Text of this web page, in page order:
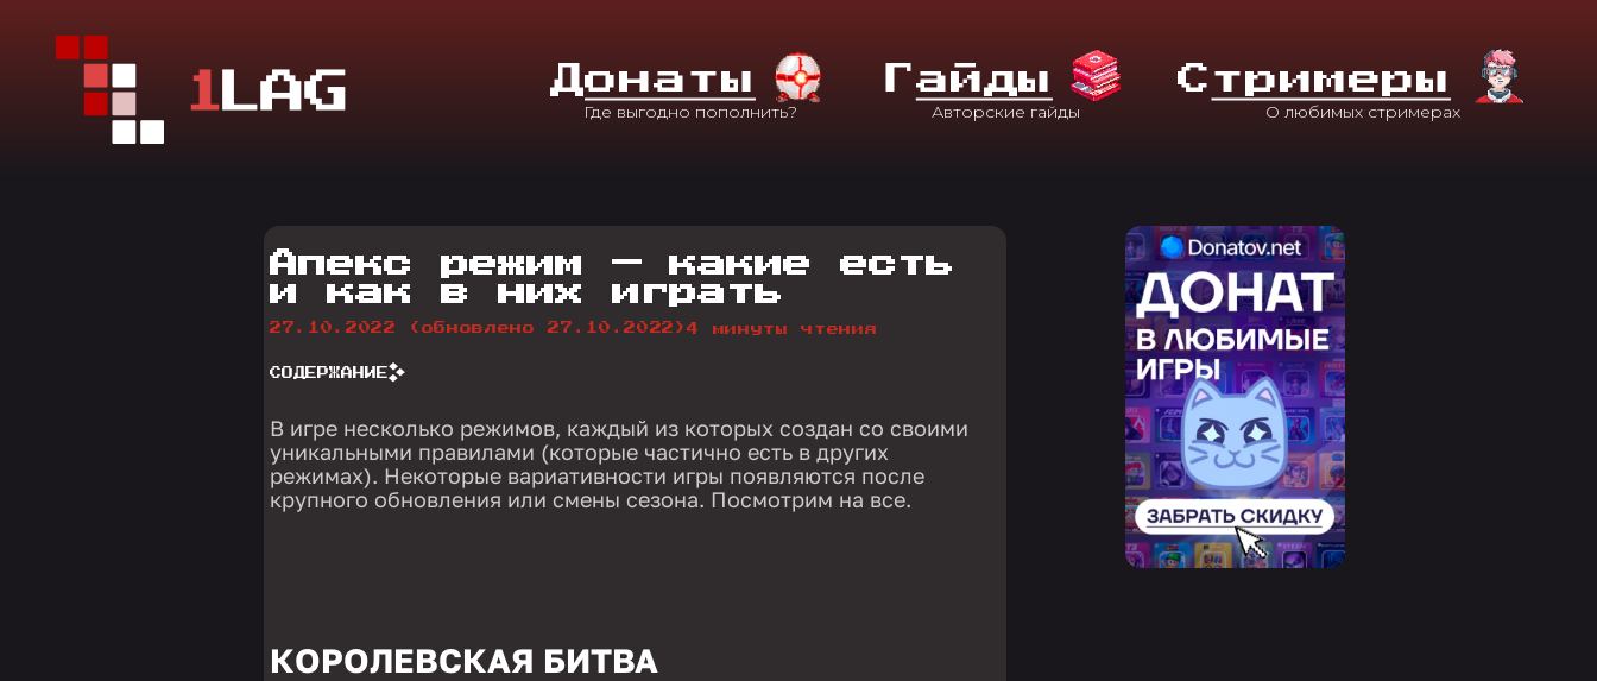
ДОнаты ГАйды С Тримеры
Апекс режим — какие есть
и как в них играть
27.10.2022 (обновлено 27.10.2022)4 минуты чтения
СОДЕРЖАНИЕ
В игре несколько режимов, каждый из которых создан со своими
уникальными правилами (которые частично есть в других
режимах). Некоторые вариативности игры появляются после
крупного обновления или смены сезона. Посмотрим на все.
КОРОЛЕВСКАЯ БИТВА